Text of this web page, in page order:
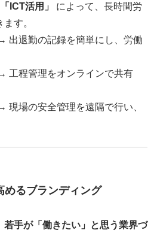
ICT活用」
によって、長時間労
す。
出退勤の記録を簡単にし、労働
工程管理をオンラインで共有
現場の安全管理を遠隔で行い、
るブランディング
若手が「働きたい」と思う業界づ